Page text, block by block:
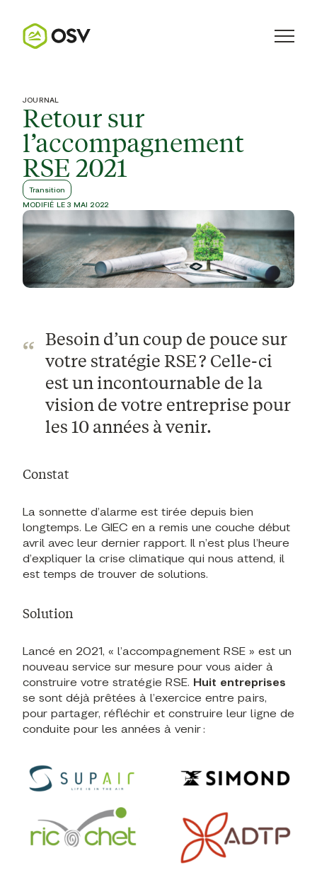
JOURNAL
Retour sur
l’accompagnement
RSE 2021
Transition
MODIFIÉ LE 3 MAI 2022
Besoin d’un coup de pouce sur
votre stratégie RSE ? Celle-ci
est un incontournable de la
vision de votre entreprise pour
les 10 années à venir.
Constat
La sonnette d’alarme est tirée depuis bien
longtemps. Le GIEC en a remis une couche début
avril avec leur dernier rapport. Il n’est plus l’heure
d’expliquer la crise climatique qui nous attend, il
est temps de trouver de solutions.
Solution
Lancé en 2021, « l’accompagnement RSE » est un
nouveau service sur mesure pour vous aider à
construire votre stratégie RSE. Huit entreprises
se sont déjà prêtées à l’exercice entre pairs,
pour partager, réfléchir et construire leur ligne de
conduite pour les années à venir :